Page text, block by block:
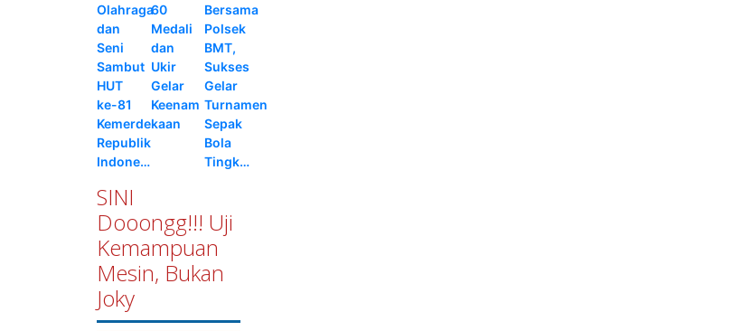
Olahraga
dan
Seni
Sambut
HUT
ke-81
Kemerdekaan
Republik
Indone…
60
Medali
dan
Ukir
Gelar
Keenam
Bersama
Polsek
BMT,
Sukses
Gelar
Turnamen
Sepak
Bola
Tingk…
SINI
Dooongg!!! Uji
Kemampuan
Mesin, Bukan
Joky